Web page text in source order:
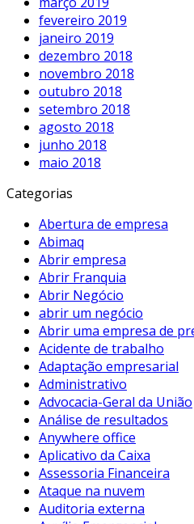
fevereiro 2019
janeiro 2019
dezembro 2018
novembro 2018
outubro 2018
setembro 2018
agosto 2018
junho 2018
maio 2018
Categorias
Abertura de empresa
Abimaq
Abrir empresa
Abrir Franquia
Abrir Negócio
abrir um negócio
Abrir uma empresa de
Acidente de trabalho
Adaptação empresarial
Administrativo
Advocacia-Geral da União
Análise de resultados
Anywhere office
Aplicativo da Caixa
Assessoria Financeira
Ataque na nuvem
Auditoria externa